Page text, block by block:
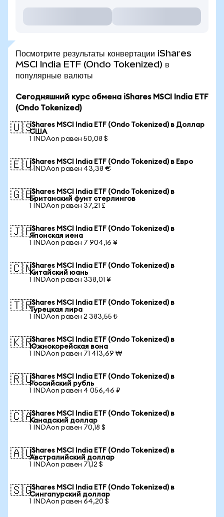
Посмотрите результаты конвертации iShares
MSCI India ETF (Ondo Tokenized) в
популярные валюты
Сегодняшний курс обмена iShares MSCI India ETF
(Ondo Tokenized)
🇺🇸iShares MSCI India ETF (Ondo Tokenized) в Доллар
США
1 INDAon равен 50,08 $
🇪🇺iShares MSCI India ETF (Ondo Tokenized) в Евро
1 INDAon равен 43,38 €
🇬🇧iShares MSCI India ETF (Ondo Tokenized) в
Британский фунт стерлингов
1 INDAon равен 37,21 £
🇯🇵iShares MSCI India ETF (Ondo Tokenized) в
Японская иена
1 INDAon равен 7 904,16 ¥
🇨🇳iShares MSCI India ETF (Ondo Tokenized) в
Китайский юань
1 INDAon равен 338,01 ¥
🇹🇷iShares MSCI India ETF (Ondo Tokenized) в
Турецкая лира
1 INDAon равен 2 383,55 ₺
🇰🇷iShares MSCI India ETF (Ondo Tokenized) в
Южнокорейская вона
1 INDAon равен 71 413,69 ₩
🇷🇺iShares MSCI India ETF (Ondo Tokenized) в
Российский рубль
1 INDAon равен 4 056,46 ₽
🇨🇦iShares MSCI India ETF (Ondo Tokenized) в
Канадский доллар
1 INDAon равен 70,18 $
🇦🇺iShares MSCI India ETF (Ondo Tokenized) в
Австралийский доллар
1 INDAon равен 71,12 $
🇸🇬iShares MSCI India ETF (Ondo Tokenized) в
Сингапурский доллар
1 INDAon равен 64,20 $